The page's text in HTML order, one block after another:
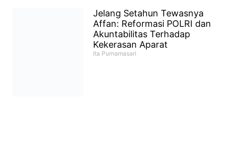
Jelang Setahun Tewasnya
Affan: Reformasi POLRI dan
Akuntabilitas Terhadap
Kekerasan Aparat
Ita Purnamasari